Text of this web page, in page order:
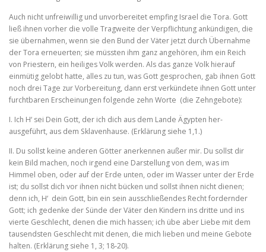
Auch nicht unfreiwillig und unvorbereitet empfing Israel die Tora. Gott
ließ ihnen vorher die volle Tragweite der Verpflich­tung ankündigen, die
sie übernahmen, wenn sie den Bund der Väter jetzt durch Übernahme
der Tora erneuerten; sie müssten ihm ganz angehören, ihm ein Reich
von Priestern, ein heiliges Volk werden. Als das ganze Volk hierauf
einmütig gelobt hatte, alles zu tun, was Gott gesprochen, gab ihnen Gott
noch drei Tage zur Vorberei­tung, dann erst verkündete ihnen Gott unter
furchtbaren Erschei­nungen folgende zehn Worte (die Zehngebote):
I. Ich H‘ sei Dein Gott, der ich dich aus dem Lande Ägypten her­
ausgeführt, aus dem Sklavenhause. (Erklärung siehe 1,1.)
II. Du sollst keine anderen Götter anerkennen außer mir. Du sollst dir
kein Bild machen, noch irgend eine Darstellung von dem, was im
Himmel oben, oder auf der Erde unten, oder im Wasser unter der Erde
ist; du sollst dich vor ihnen nicht bücken und sollst ihnen nicht dienen;
denn ich, H‘ dein Gott, bin ein sein ausschließendes Recht fordernder
Gott; ich gedenke der Sünde der Väter den Kindern ins dritte und ins
vierte Geschlecht, denen die mich hassen; ich übe aber Liebe mit dem
tausendsten Geschlecht mit denen, die mich lieben und meine Gebote
halten. (Erklärung siehe 1, 3; 18‑20).